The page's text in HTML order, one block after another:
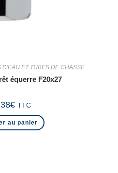
D'EAU ET TUBES DE CHASSE
équerre F20x27
€ TTC
au panier